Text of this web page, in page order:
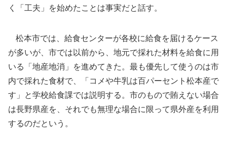
く「工夫」を始めたことは事実だと話す。
松本市では、給食センターが各校に給食を届けるケース
が多いが、市では以前から、地元で採れた材料を給食に用
いる「地産地消」を進めてきた。最も優先して使うのは市
内で採れた食材で、「コメや牛乳は百パーセント松本産で
す」と学校給食課では説明する。市のもので賄えない場合
は長野県産を、それでも無理な場合に限って県外産を利用
するのだという。